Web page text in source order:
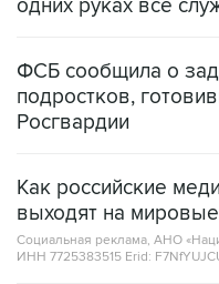
одних руках все
ФСБ сообщила о
подростков,
Росгвардии
Как российские
выходят на
Социальная реклама, АНО
ИНН 7725383515 Erid: